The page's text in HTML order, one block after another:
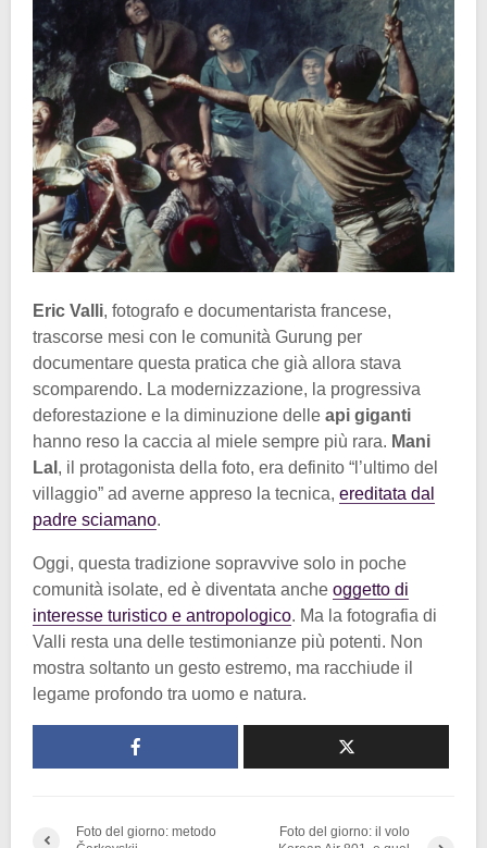
Eric Valli, fotografo e documentarista francese,
trascorse mesi con le comunità Gurung per
documentare questa pratica che già allora stava
scomparendo. La modernizzazione, la progressiva
deforestazione e la diminuzione delle api giganti
hanno reso la caccia al miele sempre più rara. Mani
Lal , il protagonista della foto, era definito “l’ultimo del
villaggio” ad averne appreso la tecnica, ereditata dal
padre sciamano.
Oggi, questa tradizione sopravvive solo in poche
comunità isolate, ed è diventata anche oggetto di
interesse turistico e antropologico. Ma la fotografia di
Valli resta una delle testimonianze più potenti. Non
mostra soltanto un gesto estremo, ma racchiude il
legame profondo tra uomo e natura.
Foto del giorno: metodo
Foto del giorno: il volo